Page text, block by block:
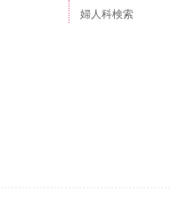
婦人科検索